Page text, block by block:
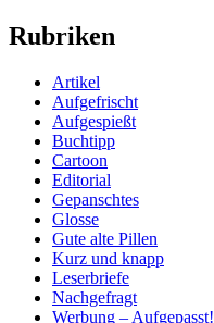
Rubriken
Artikel
Aufgefrischt
Aufgespießt
Buchtipp
Cartoon
Editorial
Gepanschtes
Glosse
Gute alte Pillen
Kurz und knapp
Leserbriefe
Nachgefragt
Werbung – Aufgepasst!